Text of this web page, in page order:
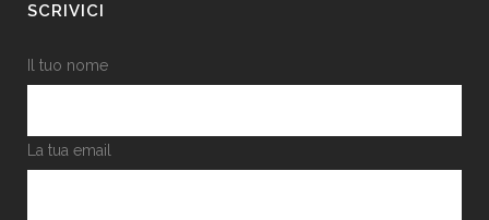
SCRIVICI
Il tuo nome
La tua email